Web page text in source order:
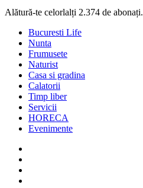
Alătură-te celorlalți 2.374 de abonați.
Bucuresti Life
Nunta
Frumusete
Naturist
Casa si gradina
Calatorii
Timp liber
Servicii
HORECA
Evenimente